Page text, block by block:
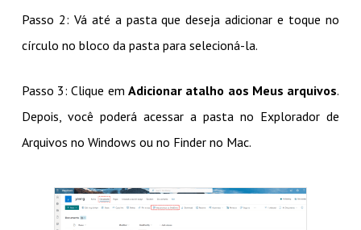
Passo 2: Vá até a pasta que deseja adicionar e toque no
círculo no bloco da pasta para selecioná-la.
Passo 3: Clique em Adicionar atalho aos Meus arquivos.
Depois, você poderá acessar a pasta no Explorador de
Arquivos no Windows ou no Finder no Mac.